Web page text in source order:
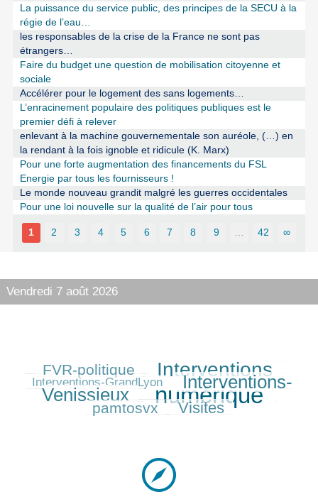
La puissance du service public, des principes de la SECU à la
régie de l’eau…
les responsables de la crise de la France ne sont pas
étrangers…
Faire du budget une question de mobilisation citoyenne et
sociale
Accélérer pour le logement des sans logements…
L’enracinement populaire des politiques publiques est le
premier défi à relever
enlevant à la machine gouvernementale son auréole, (…) en
la rendant à la fois ignoble et ridicule (K. Marx)
Pour une forte augmentation des financements du FSL
Energie par tous les fournisseurs !
Le monde nouveau grandit malgré les guerres occidentales
Pour une loi nouvelle sur la qualité de l’air pour tous
1 2 3 4 5 6 7 8 9 … 42 ∞
Vendredi 7 août 2026
233/584FVR-politique
457/584 Interventions
82/584
Interventions-GrandLyon
387/584 Interventions-
Venissieux
584/584 numérique
210/584
pamtosvx Visites